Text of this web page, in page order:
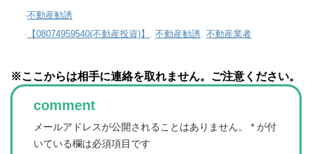
-不動産勧誘
- 【08074959540(不動産投資)】 不動産勧誘 不動産業者
※ここからは相手に連絡を取れません。ご注意ください。
comment
メールアドレスが公開されることはありません。 * が付
いている欄は必須項目です